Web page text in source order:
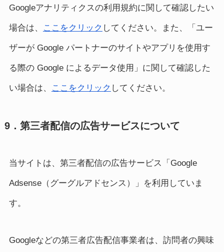
Googleアナリティクスの利用規約に関して確認したい
場合は、 ここをクリック してください。また、「ユー
ザーが Google パートナーのサイトやアプリを使用す
る際の Google によるデータ使用」に関して確認した
い場合は、 ここをクリック してください。
9．第三者配信の広告サービスについて
当サイトは、第三者配信の広告サービス「Google
Adsense（グーグルアドセンス）」を利用していま
す。
Googleなどの第三者広告配信事業者は、訪問者の興味